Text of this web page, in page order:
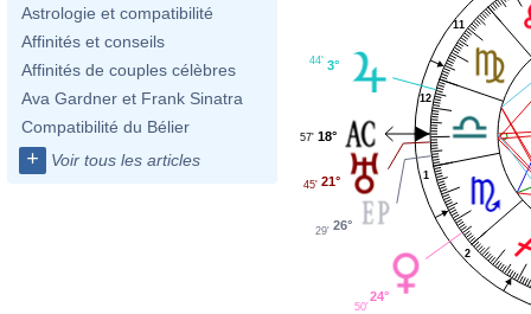
Astrologie et compatibilité
Affinités et conseils
Affinités de couples célèbres
Ava Gardner et Frank Sinatra
Compatibilité du Bélier
+ Voir tous les articles
1
2
11
12
3°
44'
18°
57'
21°
45'
26°
29'
24°
50'